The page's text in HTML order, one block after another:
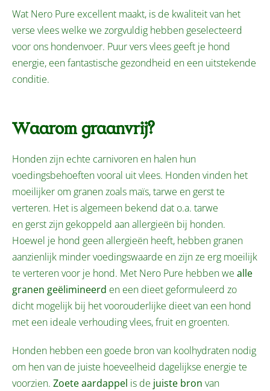
Wat Nero Pure excellent maakt, is de kwaliteit van het
verse vlees welke we zorgvuldig hebben geselecteerd
voor ons hondenvoer. Puur vers vlees geeft je hond
energie, een fantastische gezondheid en een uitstekende
conditie.
Waarom graanvrij?
Honden zijn echte carnivoren en halen hun
voedingsbehoeften vooral uit vlees. Honden vinden het
moeilijker om granen zoals maïs, tarwe en gerst te
verteren. Het is algemeen bekend dat o.a. tarwe
en gerst zijn gekoppeld aan allergieën bij honden.
Hoewel je hond geen allergieën heeft, hebben granen
aanzienlijk minder voedingswaarde en zijn ze erg moeilijk
te verteren voor je hond. Met Nero Pure hebben we alle
granen geëlimineerd en een dieet geformuleerd zo
dicht mogelijk bij het voorouderlijke dieet van een hond
met een ideale verhouding vlees, fruit en groenten.
Honden hebben een goede bron van koolhydraten nodig
om hen van de juiste hoeveelheid dagelijkse energie te
voorzien. Zoete aardappel is de juiste bron van